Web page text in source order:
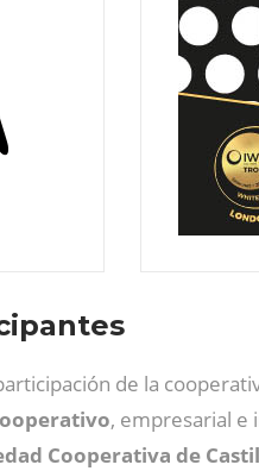
de la
, empresarial e
Cooperativa de